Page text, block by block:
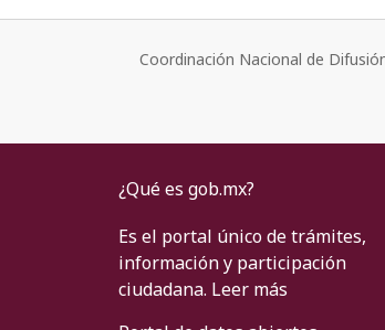
Coordinación Nacional de
¿Qué es gob.mx?
Es el portal único de trámites,
información y participación
ciudadana. Leer más